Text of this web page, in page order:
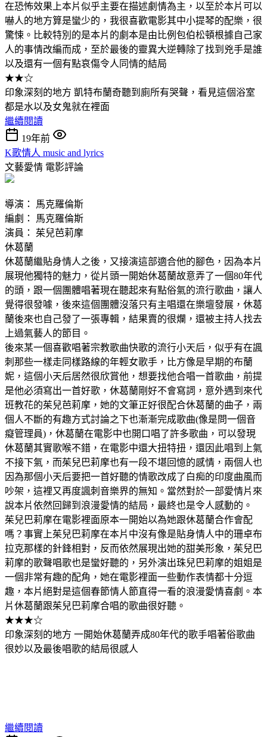
在恐怖效果上本片似乎主要在描述劇情為主，以至於本片可以
嚇人的地方算是蠻少的，我很喜歡電影其中小提琴的配樂，很
驚悚。比較特別的是本片的劇本是由比例包伯松頓根據自己家
人的事情改編而成，至於最後的靈異大逆轉除了找到兇手是誰
以及還有一個有點哀傷令人同情的結局
★★☆
印象深刻的地方 凱特布蘭奇聽到廁所有哭聲，看見這個浴室
都是水以及女鬼就在裡面
繼續閱讀
19年前
K歌情人 music and lyrics
文藝愛情 電影評論
導演： 馬克羅倫斯
編劇： 馬克羅倫斯
演員： 茱兒芭莉摩
休葛蘭
休葛蘭繼貼身情人之後，又接演這部適合他的腳色，因為本片
展現他獨特的魅力，從片頭一開始休葛蘭故意弄了一個80年代
的頭，跟一個團體唱著現在聽起來有點俗氣的流行歌曲，讓人
覺得很發噱，後來這個團體沒落只有主唱還在樂壇發展，休葛
蘭後來也自己發了一張專輯，結果賣的很爛，還被主持人找去
上過氣藝人的節目。
後來某一個喜歡唱著宗教歌曲快歌的流行小天后，似乎有在諷
刺那些一樣走同樣路線的年輕女歌手，比方像是早期的布蘭
妮，這個小天后居然很欣賞他，想要找他合唱一首歌曲，前提
是他必須寫出一首好歌，休葛蘭剛好不會寫詞，意外遇到來代
班教花的茱兒芭莉摩，她的文筆正好很配合休葛蘭的曲子，兩
個人不斷的有趣方式討論之下也漸漸完成歌曲(像是問一個音
癡管理員)，休葛蘭在電影中也開口唱了許多歌曲，可以發現
休葛蘭其實歌喉不錯，在電影中還大扭特扭，還因此唱到上氣
不接下氣，而茱兒巴莉摩也有一段不堪回憶的感情，兩個人也
因為那個小天后要把一首好聽的情歌改成了白痴的印度曲風而
吵架，這裡又再度諷刺音樂界的無知。當然對於一部愛情片來
說本片依然回歸到浪漫愛情的結局，最終也是令人感動的。
茱兒巴莉摩在電影裡面原本一開始以為她跟休葛蘭合作會配
嗎？事實上茱兒巴莉摩在本片中沒有像是貼身情人中的珊卓布
拉克那樣的針鋒相對，反而依然展現出她的甜美形象，茱兒巴
莉摩的歌聲唱歌也是蠻好聽的，另外演出珠兒巴莉摩的姐姐是
一個非常有趣的配角，她在電影裡面一些動作表情都十分逗
趣，本片絕對是這個春節情人節直得一看的浪漫愛情喜劇。本
片休葛蘭跟茱兒巴莉摩合唱的歌曲很好聽。
★★★☆
印象深刻的地方 一開始休葛蘭弄成80年代的歌手唱著俗歌曲
很妙以及最後唱歌的結局很感人
繼續閱讀